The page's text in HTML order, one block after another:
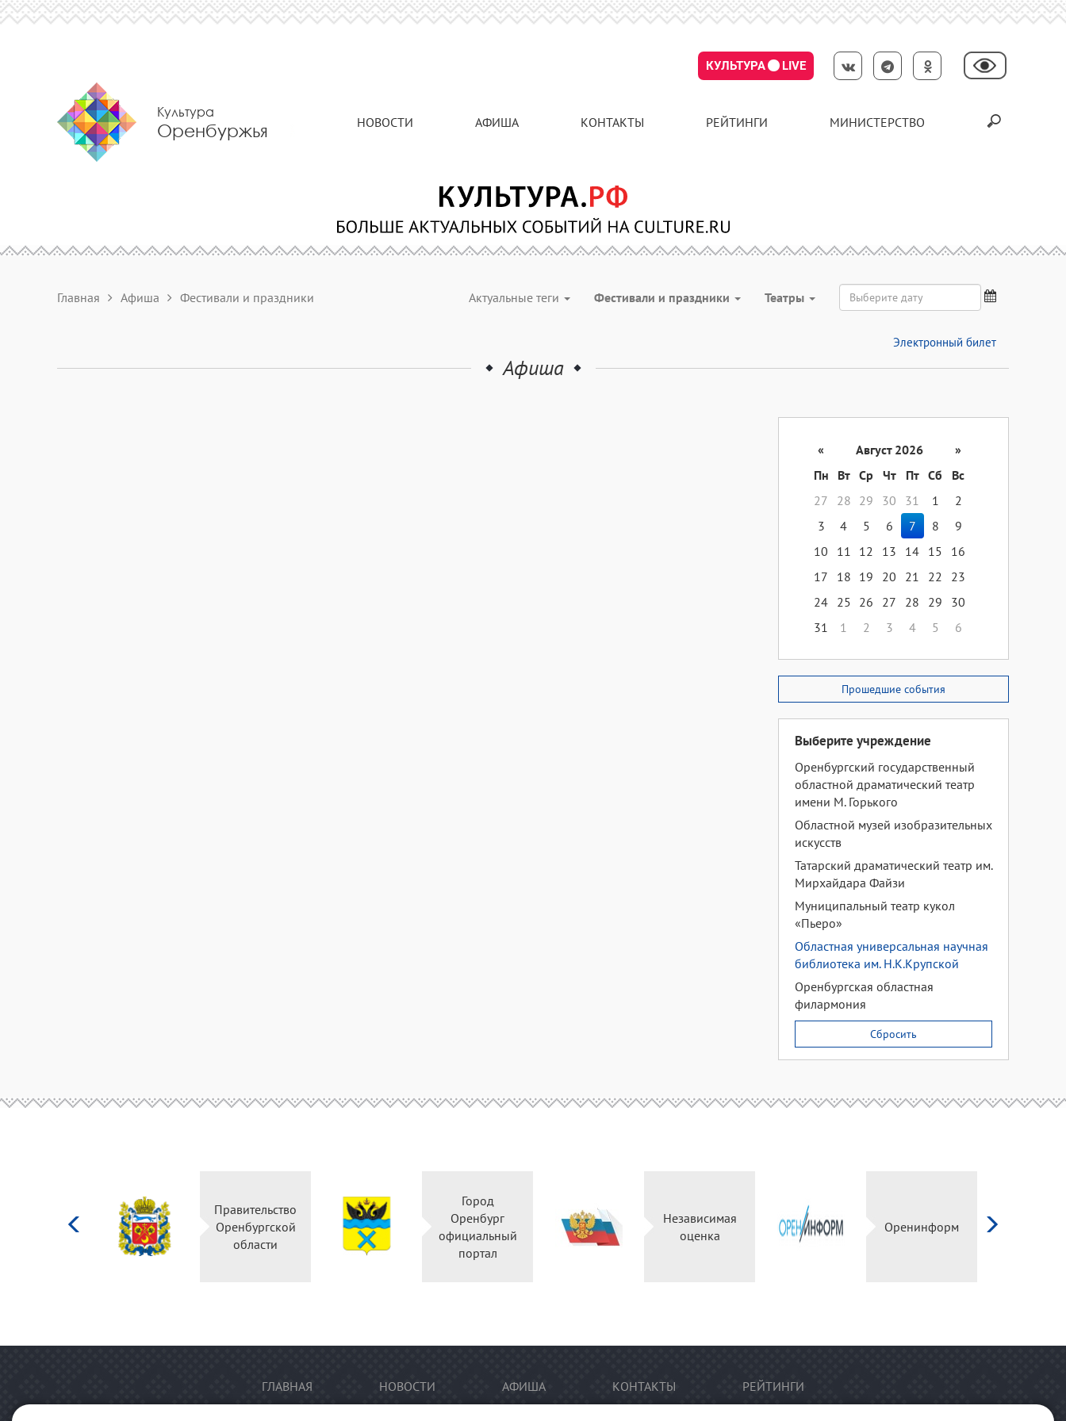
КУЛЬТУРА LIVE
Культура
Оренбуржья НОВОСТИ АФИША КОНТАКТЫ РЕЙТИНГИ МИНИСТЕРСТВО
Главная Афиша Фестивали и праздники Актуальные теги Фестивали и праздники Театры
Электронный билет
Афиша
« Август 2026
»
Пн
Вт Ср Чт Пт Сб
Вс
27
28 29 30 31 1
2
3
4 5 6 7 8
9
10
11 12 13 14 15
16
17
18 19 20 21 22
23
24 25 26 27 28 29
30
31
1 2 3 4 5 6
Прошедшие события
Выберите учреждение
Оренбургский государственный
областной драматический театр
имени М. Горького
Областной музей изобразительных
искусств
Татарский драматический театр им.
Мирхайдара Файзи
Муниципальный театр кукол
«Пьеро»
Областная универсальная научная
библиотека им. Н.К.Крупской
Оренбургская областная
филармония
Сбросить
Правительство
Оренбургской
области
Город
Оренбург
официальный
портал
Независимая
оценка
Оренинформ
ГЛАВНАЯ НОВОСТИ АФИША КОНТАКТЫ РЕЙТИНГИ